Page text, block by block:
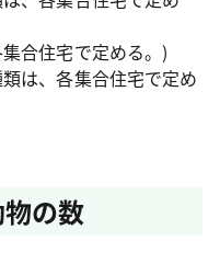
合住宅で定める。)
は、各集合住宅で定め
の数